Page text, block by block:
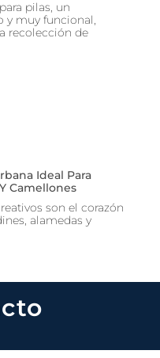
pilas, un
y muy funcional,
recolección de
Ideal Para
Camellones
son el corazón
alamedas y